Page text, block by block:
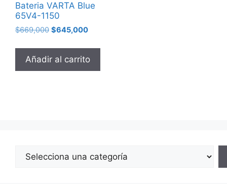
Bateria VARTA Blue
65V4-1150
$669,000 $645,000
Añadir al carrito